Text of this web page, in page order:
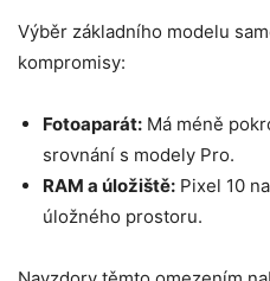
Výběr základního modelu
kompromisy:
Fotoaparát: Má méně
srovnání s modely Pro.
RAM a úložiště: Pixel 10
úložného prostoru.